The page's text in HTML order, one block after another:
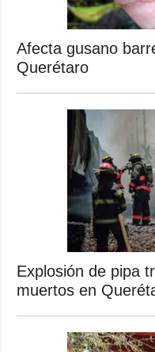
Afecta gusano
Querétaro
Explosión de pipa
muertos en